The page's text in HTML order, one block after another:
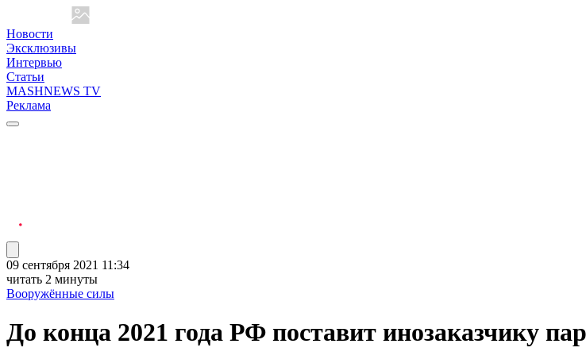
Новости
Эксклюзивы
Интервью
Статьи
MASHNEWS TV
Реклама
09 сентября 2021 11:34
читать 2 минуты
Вооружённые силы
До конца 2021 года РФ поставит инозаказчику